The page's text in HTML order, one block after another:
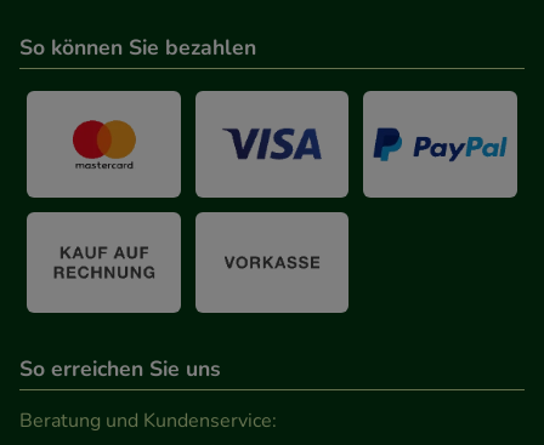
So können Sie bezahlen
So erreichen Sie uns
Beratung und Kundenservice: